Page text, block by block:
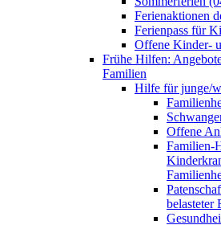
Ferienaktionen
Ferienpass für
Offene Kinder-
Frühe Hilfen:
Familien
Hilfe für junge/
Offene
Familien-
belasteter